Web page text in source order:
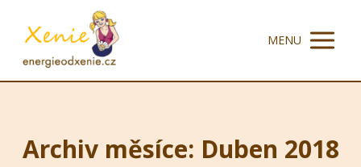
MENU
Archiv měsíce: Duben 2018